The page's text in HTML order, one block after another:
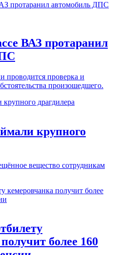
ВАЗ протаранил
проводится проверка и
произошедшего.
крупного
вещество сотрудникам
более 160